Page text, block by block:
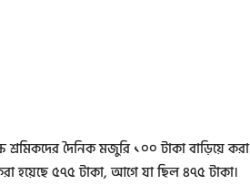
দৈনিক মজুরি ১০০ টাকা বাড়িয়ে করা
হয়েছে ৫৭৫ টাকা, আগে যা ছিল ৪৭৫ টাকা।